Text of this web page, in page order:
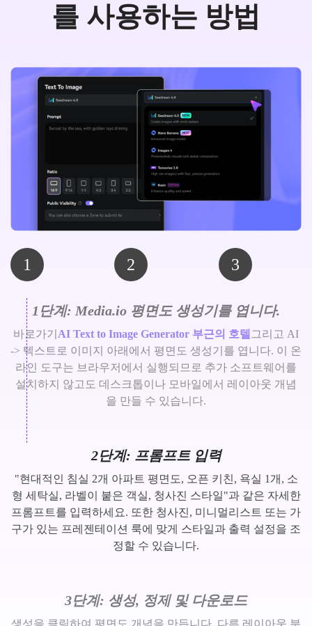
를 사용하는 방법
1 2 3
1단계: Media.io 평면도 생성기를 엽니다.
바로가기 AI Text to Image Generator 부근의 호텔 그리고 AI
-> 텍스트로 이미지 아래에서 평면도 생성기를 엽니다. 이 온
라인 도구는 브라우저에서 실행되므로 추가 소프트웨어를
설치하지 않고도 데스크톱이나 모바일에서 레이아웃 개념
을 만들 수 있습니다.
2단계: 프롬프트 입력
"현대적인 침실 2개 아파트 평면도, 오픈 키친, 욕실 1개, 소
형 세탁실, 라벨이 붙은 객실, 청사진 스타일"과 같은 자세한
프롬프트를 입력하세요. 또한 청사진, 미니멀리스트 또는 가
구가 있는 프레젠테이션 룩에 맞게 스타일과 출력 설정을 조
정할 수 있습니다.
3단계: 생성, 정제 및 다운로드
생성을 클릭하여 평면도 개념을 만듭니다. 다른 레이아웃 분